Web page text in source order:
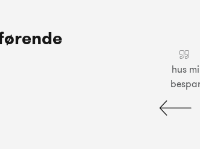
hjem. Viser de nye
til haven også.
hus